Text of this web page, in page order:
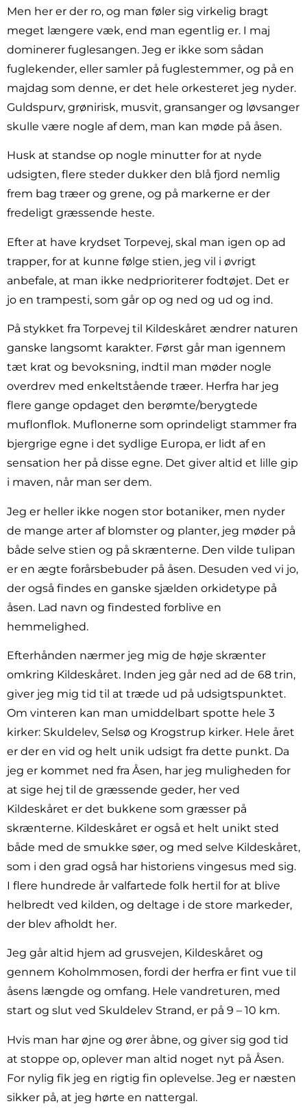
Men her er der ro, og man føler sig virkelig bragt
meget længere væk, end man egentlig er. I maj
dominerer fuglesangen. Jeg er ikke som sådan
fuglekender, eller samler på fuglestemmer, og på en
majdag som denne, er det hele orkesteret jeg nyder.
Guldspurv, grønirisk, musvit, gransanger og løvsanger
skulle være nogle af dem, man kan møde på åsen.
Husk at standse op nogle minutter for at nyde
udsigten, flere steder dukker den blå fjord nemlig
frem bag træer og grene, og på markerne er der
fredeligt græssende heste.
Efter at have krydset Torpevej, skal man igen op ad
trapper, for at kunne følge stien, jeg vil i øvrigt
anbefale, at man ikke nedprioriterer fodtøjet. Det er
jo en trampesti, som går op og ned og ud og ind.
På stykket fra Torpevej til Kildeskåret ændrer naturen
ganske langsomt karakter. Først går man igennem
tæt krat og bevoksning, indtil man møder nogle
overdrev med enkeltstående træer. Herfra har jeg
flere gange opdaget den berømte/berygtede
muflonflok. Muflonerne som oprindeligt stammer fra
bjergrige egne i det sydlige Europa, er lidt af en
sensation her på disse egne. Det giver altid et lille gip
i maven, når man ser dem.
Jeg er heller ikke nogen stor botaniker, men nyder
de mange arter af blomster og planter, jeg møder på
både selve stien og på skrænterne. Den vilde tulipan
er en ægte forårsbebuder på åsen. Desuden ved vi jo,
der også findes en ganske sjælden orkidetype på
åsen. Lad navn og findested forblive en
hemmelighed.
Efterhånden nærmer jeg mig de høje skrænter
omkring Kildeskåret. Inden jeg går ned ad de 68 trin,
giver jeg mig tid til at træde ud på udsigtspunktet.
Om vinteren kan man umiddelbart spotte hele 3
kirker: Skuldelev, Selsø og Krogstrup kirker. Hele året
er der en vid og helt unik udsigt fra dette punkt. Da
jeg er kommet ned fra Åsen, har jeg muligheden for
at sige hej til de græssende geder, her ved
Kildeskåret er det bukkene som græsser på
skrænterne. Kildeskåret er også et helt unikt sted
både med de smukke søer, og med selve Kildeskåret,
som i den grad også har historiens vingesus med sig.
I flere hundrede år valfartede folk hertil for at blive
helbredt ved kilden, og deltage i de store markeder,
der blev afholdt her.
Jeg går altid hjem ad grusvejen, Kildeskåret og
gennem Koholmmosen, fordi der herfra er fint vue til
åsens længde og omfang. Hele vandreturen, med
start og slut ved Skuldelev Strand, er på 9 – 10 km.
Hvis man har øjne og ører åbne, og giver sig god tid
at stoppe op, oplever man altid noget nyt på Åsen.
For nylig fik jeg en rigtig fin oplevelse. Jeg er næsten
sikker på, at jeg hørte en nattergal.